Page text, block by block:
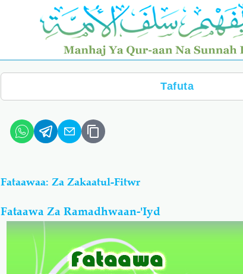
Search
Fataawaa: Za Zakaatul-Fitwr
Fataawa Za Ramadhwaan-'Iyd